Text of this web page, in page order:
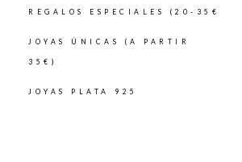
REGALOS ESPECIALES (20-35€
JOYAS ÚNICAS (A PARTIR
35€)
JOYAS PLATA 925